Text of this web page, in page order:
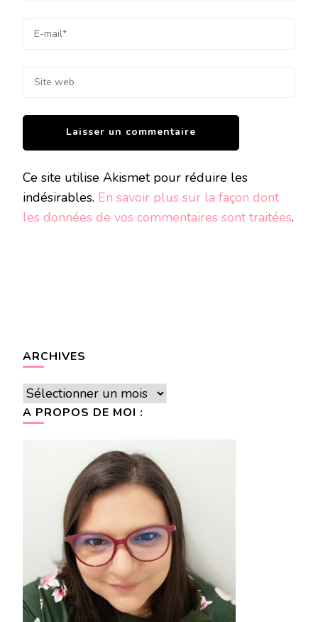
Ce site utilise Akismet pour réduire les
indésirables. En savoir plus sur la façon dont
les données de vos commentaires sont traitées.
ARCHIVES
Archives
A PROPOS DE MOI :